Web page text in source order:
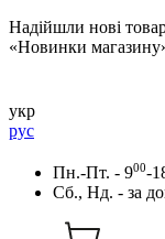
Надійшли нові
«Новинки
укр
рус
Пн.-Пт. - 900-
Сб., Нд. - за